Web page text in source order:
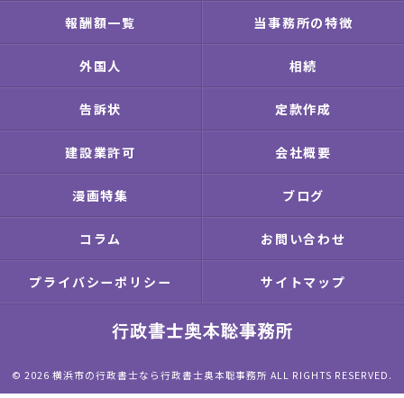
報酬額一覧 当事務所の特徴
外国人 相続
告訴状 定款作成
建設業許可 会社概要
漫画特集 ブログ
コラム お問い合わせ
プライバシーポリシー サイトマップ
© 2026 横浜市の行政書士なら行政書士奥本聡事務所 ALL RIGHTS RESERVED.